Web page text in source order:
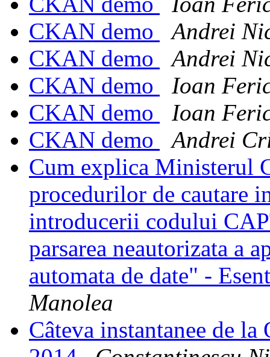
CKAN demo
Andrei
CKAN demo
Andrei
CKAN demo
Ioan
CKAN demo
Ioan
CKAN demo
Andrei
Cum explica Ministerul
procedurilor de cautare
introducerii codului
parsarea neautorizata a
automata de date" -
Manolea
Câteva instantanee de